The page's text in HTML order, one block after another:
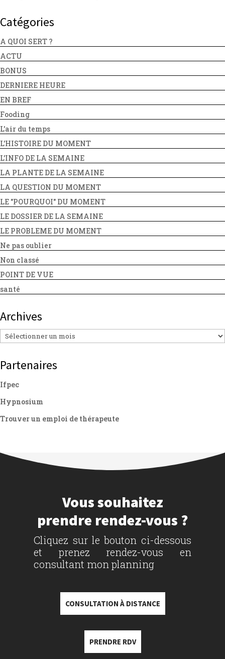
Catégories
A QUOI SERT ?
ACTU
BONUS
DERNIERE HEURE
EN BREF
Fooding
L'air du temps
L'HISTOIRE DU MOMENT
L'INFO DE LA SEMAINE
LA PLANTE DE LA SEMAINE
LA QUESTION DU MOMENT
LE "POURQUOI" DU MOMENT
LE DOSSIER DE LA SEMAINE
LE PROBLEME DU MOMENT
Ne pas oublier
Non classé
POINT DE VUE
santé
Archives
Archives
Partenaires
Ifpec
Hypnosium
Trouver un emploi de thérapeute
Vous souhaitez
prendre rendez-vous ?
Cliquez sur le bouton ci-dessous
et prenez rendez-vous en
consultant mon planning
CONSULTATION À DISTANCE
PRENDRE RDV